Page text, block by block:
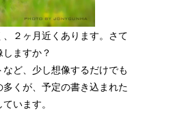
２ヶ月近くあります。さて
ますか？
ど、少し想像するだけでも
くが、予定の書き込まれた
います。